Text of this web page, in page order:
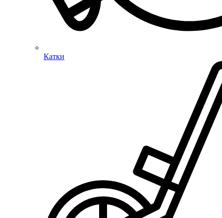
Катки